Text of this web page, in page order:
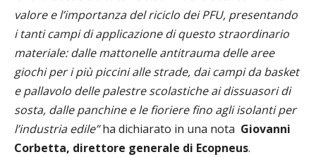
valore e l’importanza del riciclo dei PFU, presentando
i tanti campi di applicazione di questo straordinario
materiale: dalle mattonelle antitrauma delle aree
giochi per i più piccini alle strade, dai campi da basket
e pallavolo delle palestre scolastiche ai dissuasori di
sosta, dalle panchine e le fioriere fino agli isolanti per
l’industria edile”ha dichiarato in una nota Giovanni
Corbetta, direttore generale di Ecopneus.